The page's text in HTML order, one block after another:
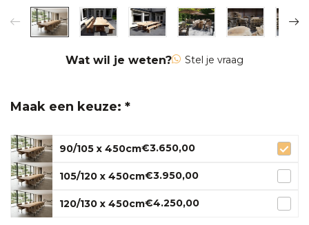
Wat wil je weten? Stel je vraag
Maak een keuze: *
90/105 x 450cm€3.650,00
105/120 x 450cm€3.950,00
120/130 x 450cm€4.250,00